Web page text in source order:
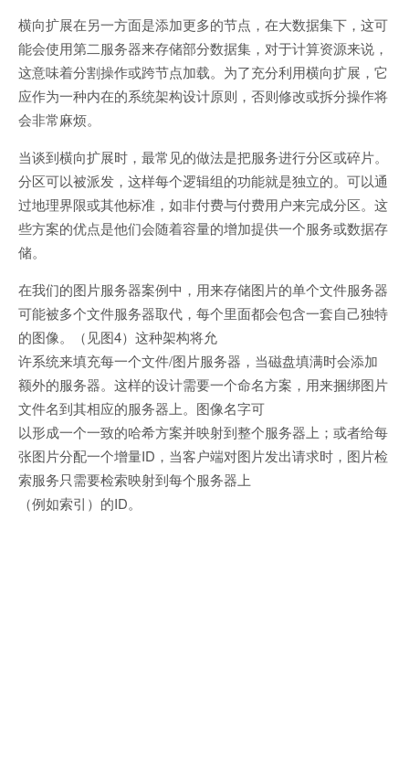
横向扩展在另一方面是添加更多的节点，在大数据集下，这可
能会使用第二服务器来存储部分数据集，对于计算资源来说，
这意味着分割操作或跨节点加载。为了充分利用横向扩展，它
应作为一种内在的系统架构设计原则，否则修改或拆分操作将
会非常麻烦。
当谈到横向扩展时，最常见的做法是把服务进行分区或碎片。
分区可以被派发，这样每个逻辑组的功能就是独立的。可以通
过地理界限或其他标准，如非付费与付费用户来完成分区。这
些方案的优点是他们会随着容量的增加提供一个服务或数据存
储。
在我们的图片服务器案例中，用来存储图片的单个文件服务器
可能被多个文件服务器取代，每个里面都会包含一套自己独特
的图像。（见图4）这种架构将允
许系统来填充每一个文件/图片服务器，当磁盘填满时会添加
额外的服务器。这样的设计需要一个命名方案，用来捆绑图片
文件名到其相应的服务器上。图像名字可
以形成一个一致的哈希方案并映射到整个服务器上；或者给每
张图片分配一个增量ID，当客户端对图片发出请求时，图片检
索服务只需要检索映射到每个服务器上
（例如索引）的ID。